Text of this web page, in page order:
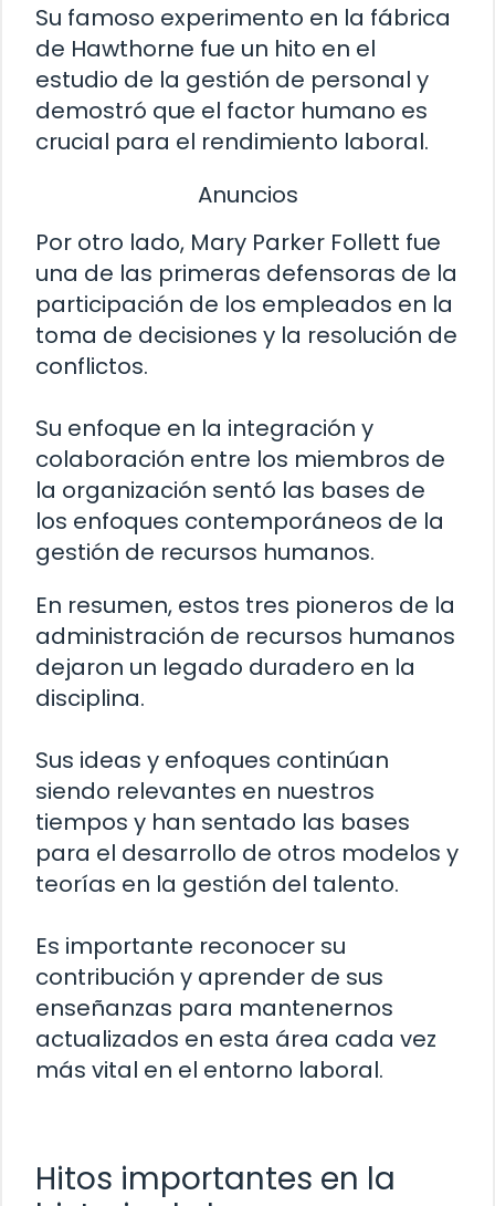
Su famoso experimento en la fábrica
de Hawthorne fue un hito en el
estudio de la gestión de personal y
demostró que el factor humano es
crucial para el rendimiento laboral.
Anuncios
Por otro lado, Mary Parker Follett fue
una de las primeras defensoras de la
participación de los empleados en la
toma de decisiones y la resolución de
conflictos.
Su enfoque en la integración y
colaboración entre los miembros de
la organización sentó las bases de
los enfoques contemporáneos de la
gestión de recursos humanos.
En resumen, estos tres pioneros de la
administración de recursos humanos
dejaron un legado duradero en la
disciplina.
Sus ideas y enfoques continúan
siendo relevantes en nuestros
tiempos y han sentado las bases
para el desarrollo de otros modelos y
teorías en la gestión del talento.
Es importante reconocer su
contribución y aprender de sus
enseñanzas para mantenernos
actualizados en esta área cada vez
más vital en el entorno laboral.
Hitos importantes en la